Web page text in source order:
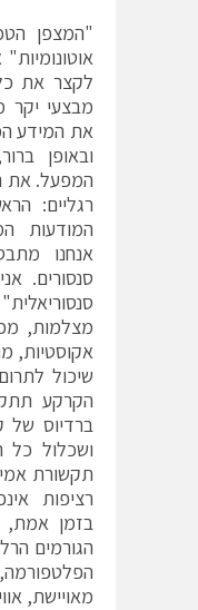
"המצפן
לקצר את
מבצעי יקר
את המידע
ובאופן
המפעל. את
רגליים:
המודעות
אנחנו
סנסורים.
מצלמות,
אקוסטיות,
שיכול
הקרקע
ברדיוס של
ושכלול כל
תקשורת
רציפות
בזמן
הגורמים
הפלטפורמה,
מאויישת,